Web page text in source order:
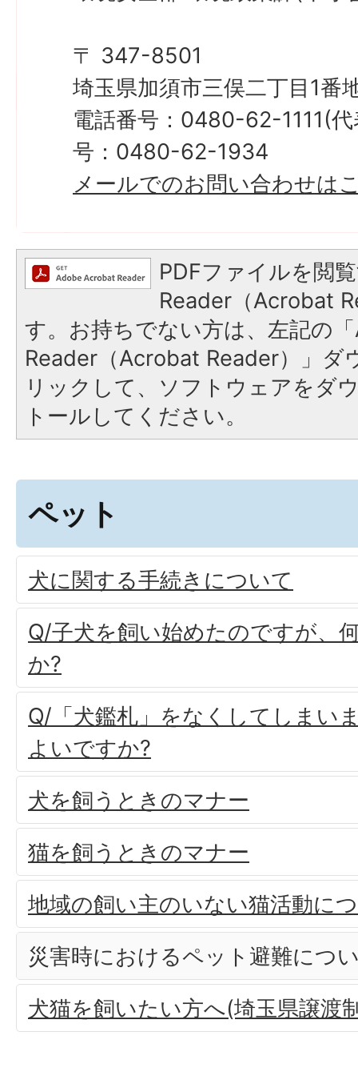
〒 347-8501
埼玉県加須市三俣二丁目1番
電話番号：0480-62-1111(
号：0480-62-1934
メールでのお問い合わせは
PDFファイルを閲
Reader（Acrobat
す。お持ちでない方は、左記の
Reader（Acrobat Reader）」ダ
リックして、ソフトウェアをダ
トールしてください。
ペット
犬に関する手続きについて
Q/子犬を飼い始めたのですが、
か?
Q/「犬鑑札」をなくしてしまい
よいですか?
犬を飼うときのマナー
猫を飼うときのマナー
地域の飼い主のいない猫活動に
災害時におけるペット避難につ
犬猫を飼いたい方へ(埼玉県譲渡